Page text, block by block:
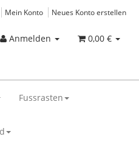
Mein Konto Neues Konto erstellen
Anmelden 0,00 €
Fussrasten